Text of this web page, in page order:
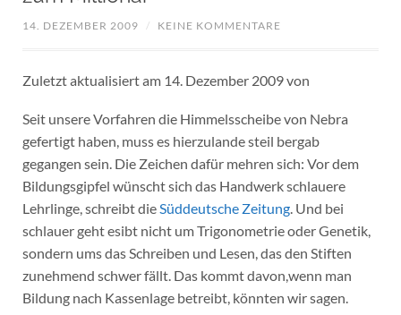
14. DEZEMBER 2009 / KEINE KOMMENTARE
Zuletzt aktualisiert am 14. Dezember 2009 von
Seit unsere Vorfahren die Himmelsscheibe von Nebra
gefertigt haben, muss es hierzulande steil bergab
gegangen sein. Die Zeichen dafür mehren sich: Vor dem
Bildungsgipfel wünscht sich das Handwerk schlauere
Lehrlinge, schreibt dieSüddeutsche Zeitung. Und bei
schlauer geht esibt nicht um Trigonometrie oder Genetik,
sondern ums das Schreiben und Lesen, das den Stiften
zunehmend schwer fällt. Das kommt davon,wenn man
Bildung nach Kassenlage betreibt, könnten wir sagen.